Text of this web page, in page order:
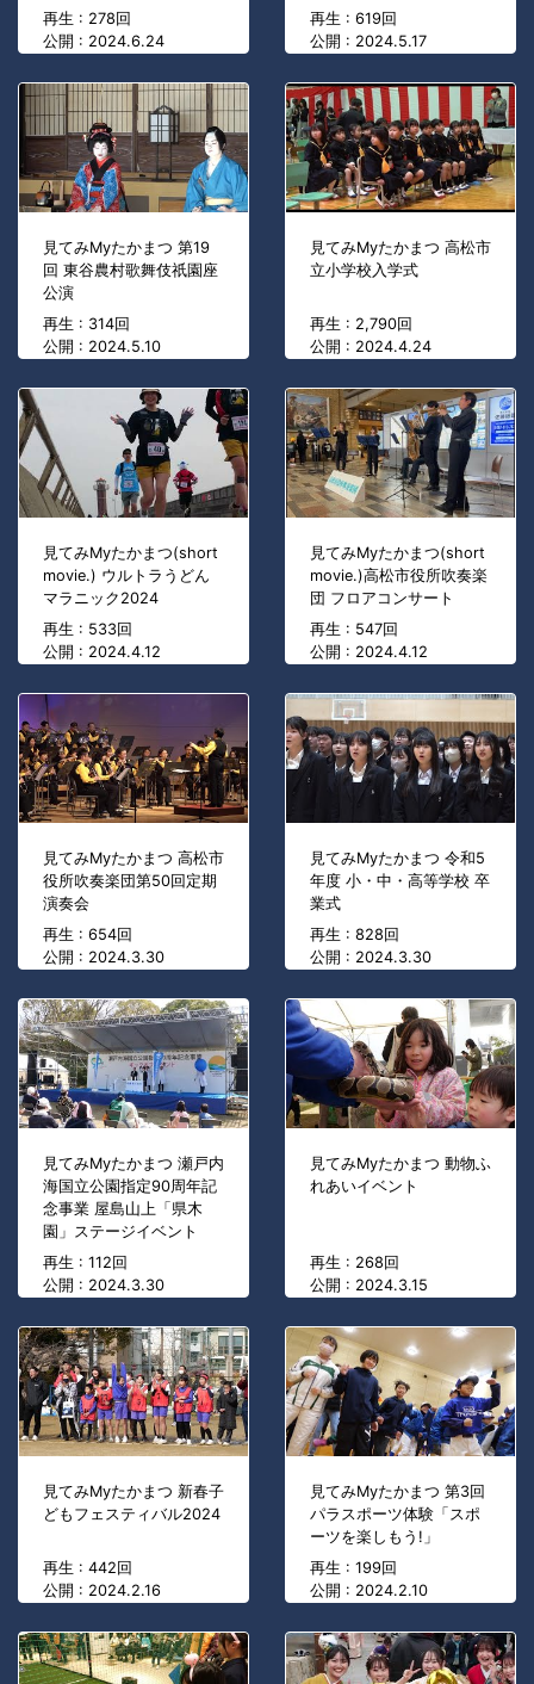
再生 : 278回
公開 : 2024.6.24
再生 : 619回
公開 : 2024.5.17
見てみMyたかまつ 第19
回 東谷農村歌舞伎祇園座
公演
再生 : 314回
公開 : 2024.5.10
見てみMyたかまつ 高松市
立小学校入学式
再生 : 2,790回
公開 : 2024.4.24
見てみMyたかまつ(short
movie.) ウルトラうどん
マラニック2024
再生 : 533回
公開 : 2024.4.12
見てみMyたかまつ(short
movie.)高松市役所吹奏楽
団 フロアコンサート
再生 : 547回
公開 : 2024.4.12
見てみMyたかまつ 高松市
役所吹奏楽団第50回定期
演奏会
再生 : 654回
公開 : 2024.3.30
見てみMyたかまつ 令和5
年度 小・中・高等学校 卒
業式
再生 : 828回
公開 : 2024.3.30
見てみMyたかまつ 瀬戸内
海国立公園指定90周年記
念事業 屋島山上「県木
園」ステージイベント
再生 : 112回
公開 : 2024.3.30
見てみMyたかまつ 動物ふ
れあいイベント
再生 : 268回
公開 : 2024.3.15
見てみMyたかまつ 新春子
どもフェスティバル2024
再生 : 442回
公開 : 2024.2.16
見てみMyたかまつ 第3回
パラスポーツ体験「スポ
ーツを楽しもう!」
再生 : 199回
公開 : 2024.2.10